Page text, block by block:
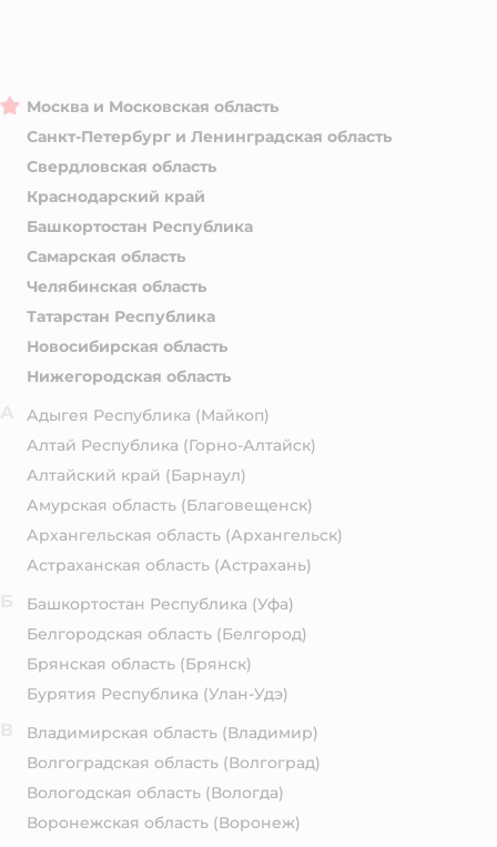
Москва и Московская область
Санкт-Петербург и Ленинградская область
Свердловская область
Краснодарский край
Башкортостан Республика
Самарская область
Челябинская область
Татарстан Республика
Новосибирская область
Нижегородская область
Адыгея Республика (Майкоп)
Алтай Республика (Горно-Алтайск)
Алтайский край (Барнаул)
Амурская область (Благовещенск)
Архангельская область (Архангельск)
Астраханская область (Астрахань)
Башкортостан Республика (Уфа)
Белгородская область (Белгород)
Брянская область (Брянск)
Бурятия Республика (Улан-Удэ)
Владимирская область (Владимир)
Волгоградская область (Волгоград)
Вологодская область (Вологда)
Воронежская область (Воронеж)